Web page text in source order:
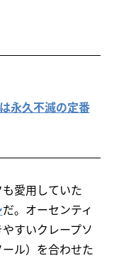
永久不滅の定番
愛用していた
だ。オーセンティ
すいクレープソ
ル）を合わせた